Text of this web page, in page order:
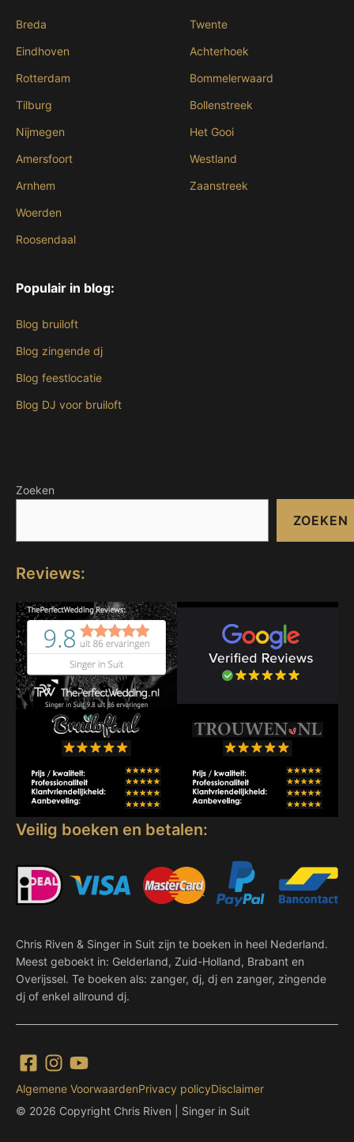
Breda
Eindhoven
Rotterdam
Tilburg
Nijmegen
Amersfoort
Arnhem
Woerden
Roosendaal
Twente
Achterhoek
Bommelerwaard
Bollenstreek
Het Gooi
Westland
Zaanstreek
Populair in blog:
Blog bruiloft
Blog zingende dj
Blog feestlocatie
Blog DJ voor bruiloft
Zoeken
ZOEKEN
Reviews:
Veilig boeken en betalen:
Chris Riven & Singer in Suit zijn te boeken in heel Nederland.
Meest geboekt in: Gelderland, Zuid-Holland, Brabant en
Overijssel. Te boeken als: zanger, dj, dj en zanger, zingende
dj of enkel allround dj.
© 2026 Copyright Chris Riven | Singer in Suit
Algemene VoorwaardenPrivacy policyDisclaimer